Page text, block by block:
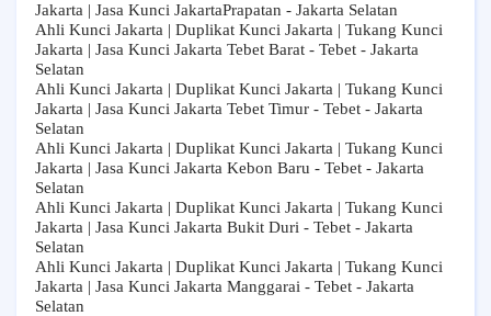
Jakarta | Jasa Kunci JakartaPrapatan - Jakarta Selatan
Ahli Kunci Jakarta | Duplikat Kunci Jakarta | Tukang Kunci
Jakarta | Jasa Kunci Jakarta Tebet Barat - Tebet - Jakarta
Selatan
Ahli Kunci Jakarta | Duplikat Kunci Jakarta | Tukang Kunci
Jakarta | Jasa Kunci Jakarta Tebet Timur - Tebet - Jakarta
Selatan
Ahli Kunci Jakarta | Duplikat Kunci Jakarta | Tukang Kunci
Jakarta | Jasa Kunci Jakarta Kebon Baru - Tebet - Jakarta
Selatan
Ahli Kunci Jakarta | Duplikat Kunci Jakarta | Tukang Kunci
Jakarta | Jasa Kunci Jakarta Bukit Duri - Tebet - Jakarta
Selatan
Ahli Kunci Jakarta | Duplikat Kunci Jakarta | Tukang Kunci
Jakarta | Jasa Kunci Jakarta Manggarai - Tebet - Jakarta
Selatan